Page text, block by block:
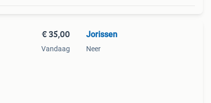
€ 35,00
Vandaag
Jorissen
Neer